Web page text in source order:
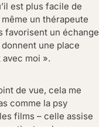
est plus facile de
un thérapeute
favorisent un échange
une place
moi ».
de vue, cela me
comme la psy
films – celle assise